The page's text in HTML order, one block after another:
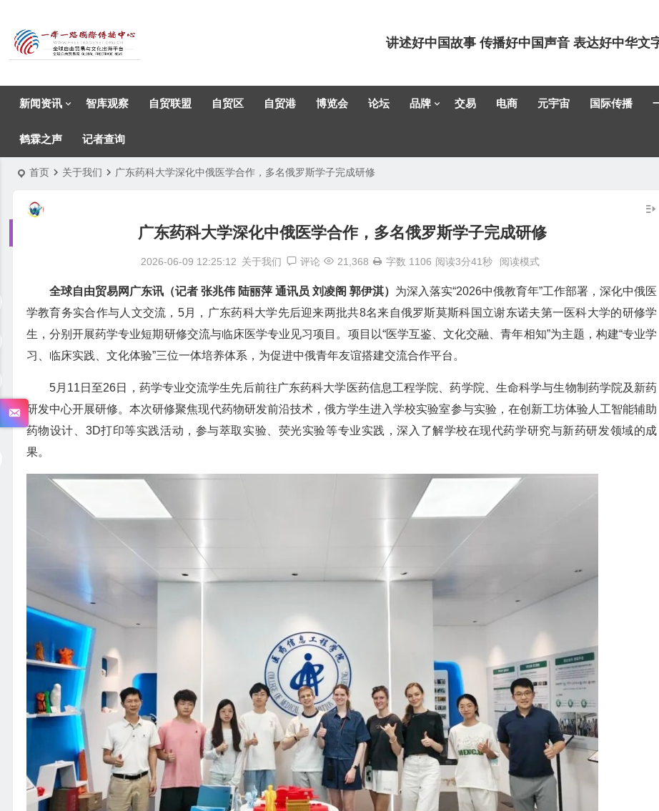
讲述好中国故事 传播好中国声音 表达好中华文
新闻资讯 智库观察 自贸联盟 自贸区 自贸港 博览会 论坛 品牌 交易 电商 元宇宙 国际传播
鹤霖之声 记者查询
首页 关于我们 广东药科大学深化中俄医学合作，多名俄罗斯学子完成研修
广东药科大学深化中俄医学合作，多名俄罗斯学子完成研修
2026-06-09 12:25:12 关于我们 评论 21,368 字数 1106 阅读3分41秒 阅读模式
全球自由贸易网广东讯（记者 张兆伟 陆丽萍 通讯员 刘凌阁 郭伊淇） 为深入落实“2026中俄教育年”工作部署，深化中俄医
学教育务实合作与人文交流，5月，广东药科大学先后迎来两批共8名来自俄罗斯莫斯科国立谢东诺夫第一医科大学的研修学
生，分别开展药学专业短期研修交流与临床医学专业见习项目。项目以“医学互鉴、文化交融、青年相知”为主题，构建“专业学
习、临床实践、文化体验”三位一体培养体系，为促进中俄青年友谊搭建交流合作平台。
5月11日至26日，药学专业交流学生先后前往广东药科大学医药信息工程学院、药学院、生命科学与生物制药学院及新药
研发中心开展研修。本次研修聚焦现代药物研发前沿技术，俄方学生进入学校实验室参与实验，在创新工坊体验人工智能辅助
药物设计、3D打印等实践活动，参与萃取实验、荧光实验等专业实践，深入了解学校在现代药学研究与新药研发领域的成
果。